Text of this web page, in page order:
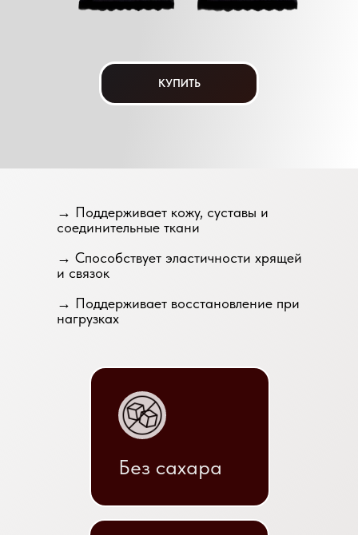
КУПИТЬ
→ Поддерживает кожу, суставы и
соединительные ткани
→ Способствует эластичности хрящей
и связок
→ Поддерживает восстановление при
нагрузках
Без сахара